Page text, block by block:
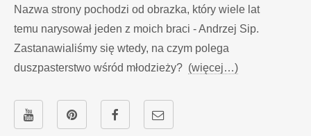
Nazwa strony pochodzi od obrazka, który wiele lat
temu narysował jeden z moich braci - Andrzej Sip.
Zastanawialiśmy się wtedy, na czym polega
duszpasterstwo wśród młodzieży? (więcej…)